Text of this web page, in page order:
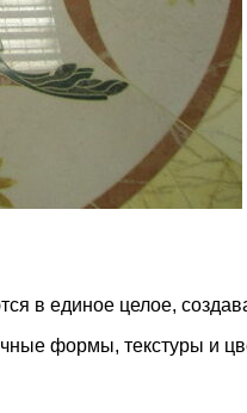
в единое целое,
формы, текстуры и